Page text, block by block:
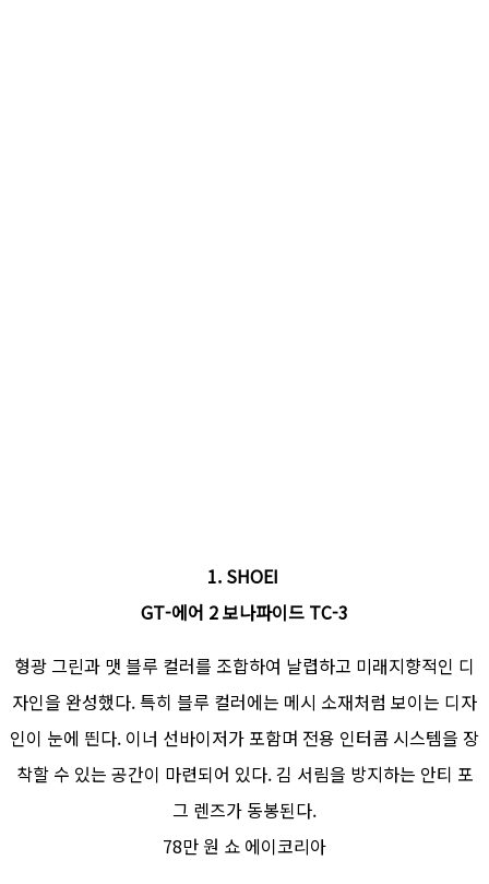
1. SHOEI
GT-에어 2 보나파이드 TC-3
형광 그린과 맷 블루 컬러를 조합하여 날렵하고 미래지향적인 디
자인을 완성했다. 특히 블루 컬러에는 메시 소재처럼 보이는 디자
인이 눈에 띈다. 이너 선바이저가 포함며 전용 인터콤 시스템을 장
착할 수 있는 공간이 마련되어 있다. 김 서림을 방지하는 안티 포
그 렌즈가 동봉된다.
78만 원 쇼 에이코리아